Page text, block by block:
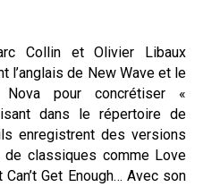
Collin et Olivier Libaux
l’anglais de New Wave et le
pour concrétiser «
dans le répertoire de
enregistrent des versions
de classiques comme Love
Get Enough… Avec son